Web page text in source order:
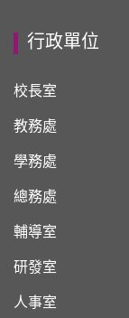
行政單位
校長室
教務處
學務處
總務處
輔導室
研發室
人事室